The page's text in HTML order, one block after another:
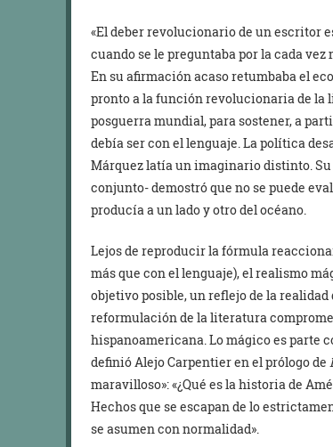
«El deber revolucionario de un escritor
cuando se le preguntaba por la cada
En su afirmación acaso retumbaba el
pronto a la función revolucionaria de la
posguerra mundial, para sostener, a
debía ser con el lenguaje. La política
Márquez latía un imaginario distinto.
conjunto- demostró que no se puede
producía a un lado y otro del océano.
Lejos de reproducir la fórmula
más que con el lenguaje), el realismo
objetivo posible, un reflejo de la
reformulación de la literatura
hispanoamericana. Lo mágico es parte
definió Alejo Carpentier en el prólogo de
maravilloso»: «¿Qué es la historia de
Hechos que se escapan de lo
se asumen con normalidad».